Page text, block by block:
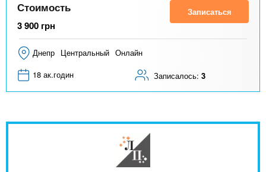
Стоимость
3 900 грн
Записаться
Днепр Центральный Онлайн
18 ак.годин
Записалось: 3